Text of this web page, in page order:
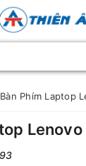
Phím Laptop